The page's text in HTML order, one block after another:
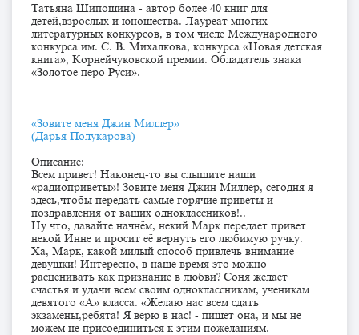
Татьяна Шипошина - автор более 40 книг для
детей,взрослых и юношества. Лауреат многих
литературных конкурсов, в том числе Международного
конкурса им. С. В. Михалкова, конкурса «Новая детская
книга», Корнейчуковской премии. Обладатель знака
«Золотое перо Руси».
«Зовите меня Джин Миллер»
(Дарья Полукарова)
Описание:
Всем привет! Наконец-то вы слышите наши
«радиоприветы»! Зовите меня Джин Миллер, сегодня я
здесь,чтобы передать самые горячие приветы и
поздравления от ваших одноклассников!..
Ну что, давайте начнём, некий Марк передает привет
некой Инне и просит её вернуть его любимую ручку.
Ха, Марк, какой милый способ привлечь внимание
девушки! Интересно, в наше время это можно
расценивать как признание в любви? Соня желает
счастья и удачи всем своим одноклассникам, ученикам
девятого «А» класса. «Желаю нас всем сдать
экзамены,ребята! Я верю в нас! - пишет она, и мы не
можем не присоединиться к этим пожеланиям.